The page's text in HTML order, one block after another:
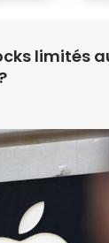
limités